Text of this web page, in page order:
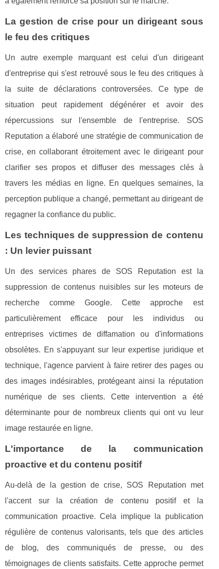
La gestion de crise pour un dirigeant sous
le feu des critiques
Un autre exemple marquant est celui d'un dirigeant
d'entreprise qui s'est retrouvé sous le feu des critiques à
la suite de déclarations controversées. Ce type de
situation peut rapidement dégénérer et avoir des
répercussions sur l'ensemble de l'entreprise. SOS
Reputation a élaboré une stratégie de communication de
crise, en collaborant étroitement avec le dirigeant pour
clarifier ses propos et diffuser des messages clés à
travers les médias en ligne. En quelques semaines, la
perception publique a changé, permettant au dirigeant de
regagner la confiance du public.
Les techniques de suppression de contenu
: Un levier puissant
Un des services phares de SOS Reputation est la
suppression de contenus nuisibles sur les moteurs de
recherche comme Google. Cette approche est
particulièrement efficace pour les individus ou
entreprises victimes de diffamation ou d'informations
obsolètes. En s'appuyant sur leur expertise juridique et
technique, l'agence parvient à faire retirer des pages ou
des images indésirables, protégeant ainsi la réputation
numérique de ses clients. Cette intervention a été
déterminante pour de nombreux clients qui ont vu leur
image restaurée en ligne.
L'importance de la communication
proactive et du contenu positif
Au-delà de la gestion de crise, SOS Reputation met
l'accent sur la création de contenu positif et la
communication proactive. Cela implique la publication
régulière de contenus valorisants, tels que des articles
de blog, des communiqués de presse, ou des
témoignages de clients satisfaits. Cette approche permet